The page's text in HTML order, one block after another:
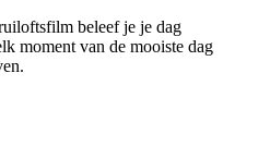
beleef je je dag
moment van de mooiste dag